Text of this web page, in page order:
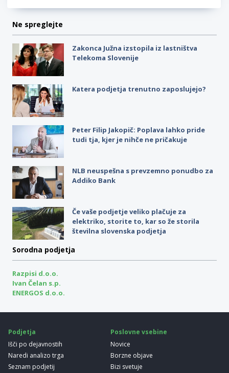
Ne spreglejte
Zakonca Južna izstopila iz lastništva
Telekoma Slovenije
Katera podjetja trenutno zaposlujejo?
Peter Filip Jakopič: Poplava lahko pride
tudi tja, kjer je nihče ne pričakuje
NLB neuspešna s prevzemno ponudbo za
Addiko Bank
Če vaše podjetje veliko plačuje za
elektriko, storite to, kar so že storila
številna slovenska podjetja
Sorodna podjetja
Razpisi d.o.o.
Ivan Čelan s.p.
ENERGOS d.o.o.
Podjetja
Išči po dejavnostih
Naredi analizo trga
Seznam podjetij
Poslovne vsebine
Novice
Borzne objave
Bizi svetuje